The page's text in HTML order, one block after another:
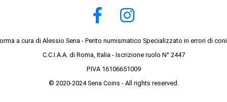
a cura di Alessio Sena - Perito numismatico Specializzato in errori di
C.C.I.A.A. di Roma, Italia - Iscrizione ruolo N° 2447
P.IVA 16106651009
© 2020-2024 Sena Coins - All rights reserved.